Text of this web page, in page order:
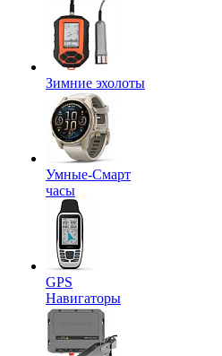
Зимние эхолоты
Умные-Смарт
часы
GPS
Навигаторы